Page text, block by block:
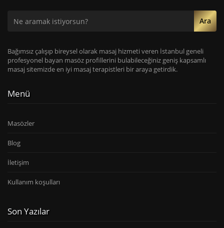
Ara
Bağımsız çalışıp bireysel olarak masaj hizmeti veren İstanbul geneli
profesyonel bayan masöz profillerini bulabileceğiniz geniş kapsamlı
masaj sitemizde en iyi masaj terapistleri bir araya getirdik.
Menü
Masözler
Blog
İletişim
Kullanım koşulları
Son Yazılar